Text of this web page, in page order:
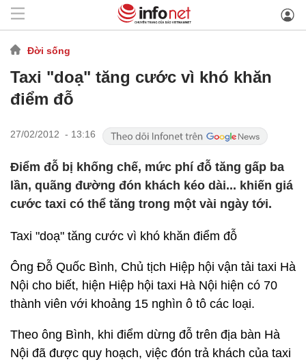
Đời sống
Taxi "doạ" tăng cước vì khó khăn
điểm đỗ
27/02/2012 - 13:16
Điểm đỗ bị khống chế, mức phí đỗ tăng gấp ba
lần, quãng đường đón khách kéo dài... khiến giá
cước taxi có thể tăng trong một vài ngày tới.
Taxi "doạ" tăng cước vì khó khăn điểm đỗ
Ông Đỗ Quốc Bình, Chủ tịch Hiệp hội vận tải taxi Hà
Nội cho biết, hiện Hiệp hội taxi Hà Nội hiện có 70
thành viên với khoảng 15 nghìn ô tô các loại.
Theo ông Bình, khi điểm dừng đỗ trên địa bàn Hà
Nội đã được quy hoạch, việc đón trả khách của taxi